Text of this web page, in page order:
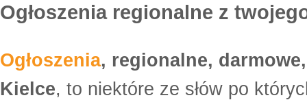
Ogłoszenia regionalne z
Ogłoszenia, regionalne,
Kielce, to niektóre ze słów po